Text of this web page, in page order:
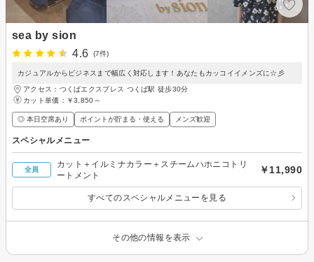
sea by sion
4.6
(7件)
カジュアルからビジネスまで幅広く対応します！あなたもカッコイイメンズに☆彡
アクセス：つくばエクスプレス つくば駅 徒歩30分
カット単価： ￥3,850～
◎ 本日空席あり ポイントが貯まる・使える メンズ歓迎
スペシャルメニュー
全員
カット＋イルミナカラー＋スチームハホニコトリ
ートメント
￥11,990
すべてのスペシャルメニューを見る
その他の情報を表示